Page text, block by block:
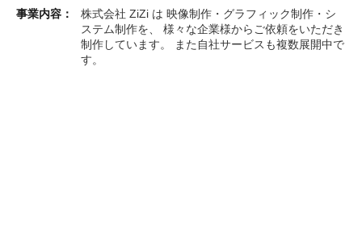
事業内容：
株式会社 ZiZi は 映像制作・グラフィック制作・シ
ステム制作を、 様々な企業様からご依頼をいただき
制作しています。 また自社サービスも複数展開中で
す。